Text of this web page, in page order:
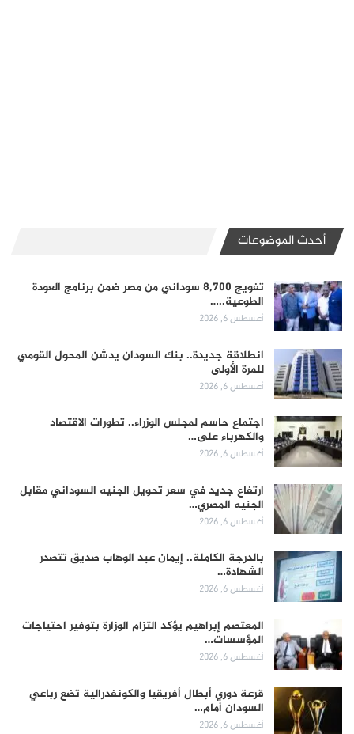
أحدث الموضوعات
تفويج 8,700 سوداني من مصر ضمن برنامج العودة
الطوعية..…
أغسطس 6, 2026
انطلاقة جديدة.. بنك السودان يدشن المحول القومي
للمرة الأولى
أغسطس 6, 2026
اجتماع حاسم لمجلس الوزراء.. تطورات الاقتصاد
والكهرباء على…
أغسطس 6, 2026
ارتفاع جديد في سعر تحويل الجنيه السوداني مقابل
الجنيه المصري…
أغسطس 6, 2026
بالدرجة الكاملة.. إيمان عبد الوهاب صديق تتصدر
الشهادة…
أغسطس 6, 2026
المعتصم إبراهيم يؤكد التزام الوزارة بتوفير احتياجات
المؤسسات…
أغسطس 6, 2026
قرعة دوري أبطال أفريقيا والكونفدرالية تضع رباعي
السودان أمام…
أغسطس 6, 2026